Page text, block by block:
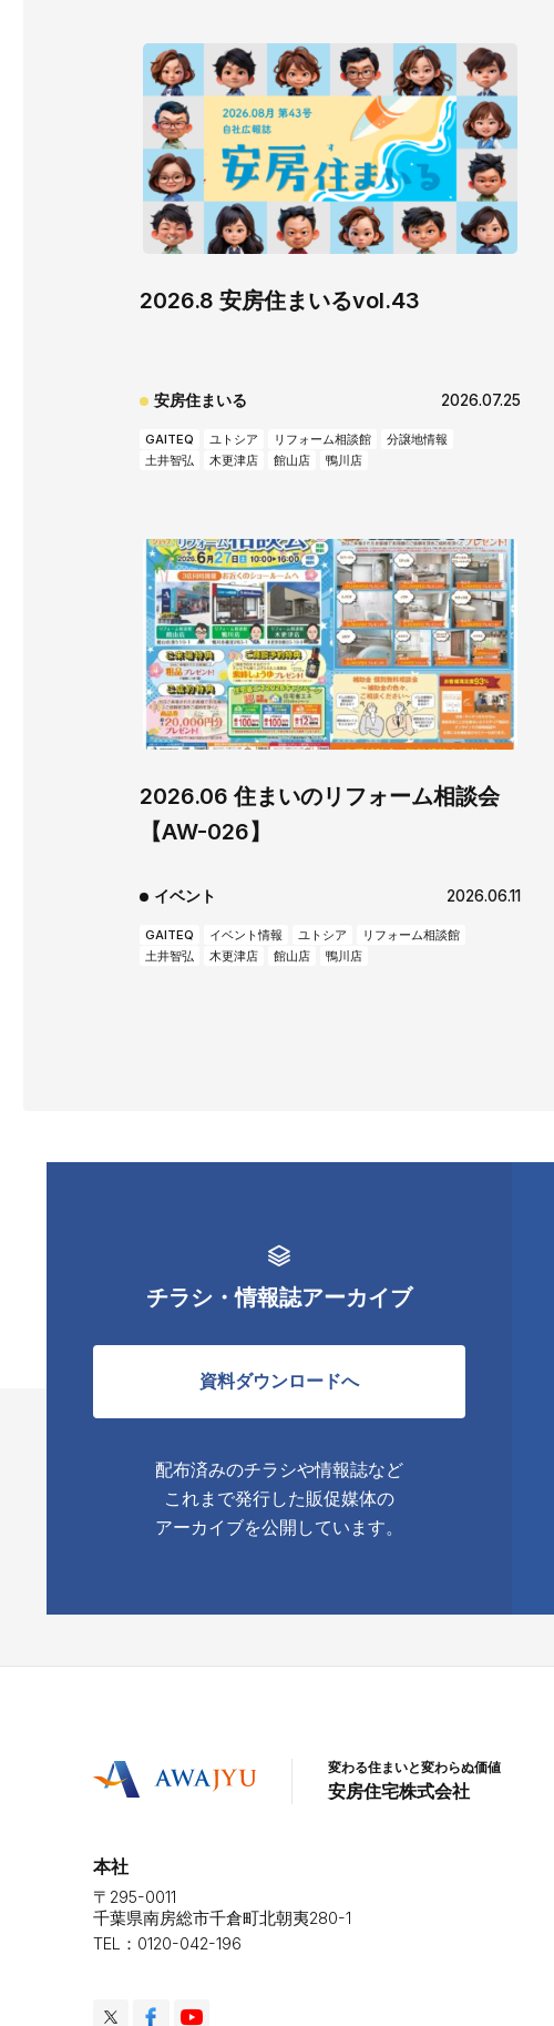
2026.8 安房住まいるvol.43
安房住まいる 2026.07.25
GAITEQ ユトシア リフォーム相談館
分譲地情報
土井智弘
木更津店 館山店 鴨川店
2026.06 住まいのリフォーム相談会
【AW-026】
イベント 2026.06.11
GAITEQ イベント情報 ユトシア
リフォーム相談館
土井智弘
木更津店 館山店 鴨川店
チラシ・情報誌アーカイブ
資料ダウンロードへ
配布済みのチラシや情報誌など
これまで発行した販促媒体の
アーカイブを公開しています。
変わる住まいと変わらぬ価値
安房住宅株式会社
本社
〒295-0011
千葉県南房総市千倉町北朝夷280-1
TEL：0120-042-196